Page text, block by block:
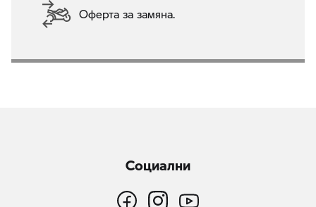
Оферта за замяна.
Социални